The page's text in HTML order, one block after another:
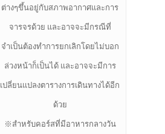
ต่างๆขึ้นอยู่กับสภาพอากาศและการ
จารจรด้วย และอาจจะมีกรณีที่
จำเป็นต้องทำการยกเลิกโดยไม่บอก
ล่วงหน้าก็เป็นได้ และอาจจะมีการ
เปลี่ยนแปลงตารางการเดินทางได้อีก
ด้วย
※สำหรับคอร์สที่มีอาหารกลางวัน